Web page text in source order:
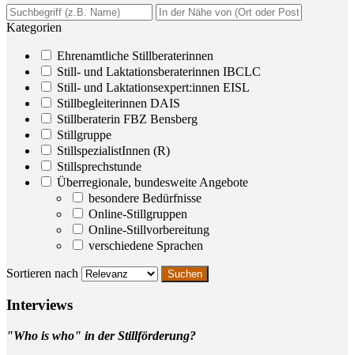
Kategorien
Ehrenamtliche Stillberaterinnen
Still- und Laktationsberaterinnen IBCLC
Still- und Laktationsexpert:innen EISL
Stillbegleiterinnen DAIS
Stillberaterin FBZ Bensberg
Stillgruppe
StillspezialistInnen (R)
Stillsprechstunde
Überregionale, bundesweite Angebote
besondere Bedürfnisse
Online-Stillgruppen
Online-Stillvorbereitung
verschiedene Sprachen
Sortieren nach
Inter­views
"Who is who" in der Stillförderung?